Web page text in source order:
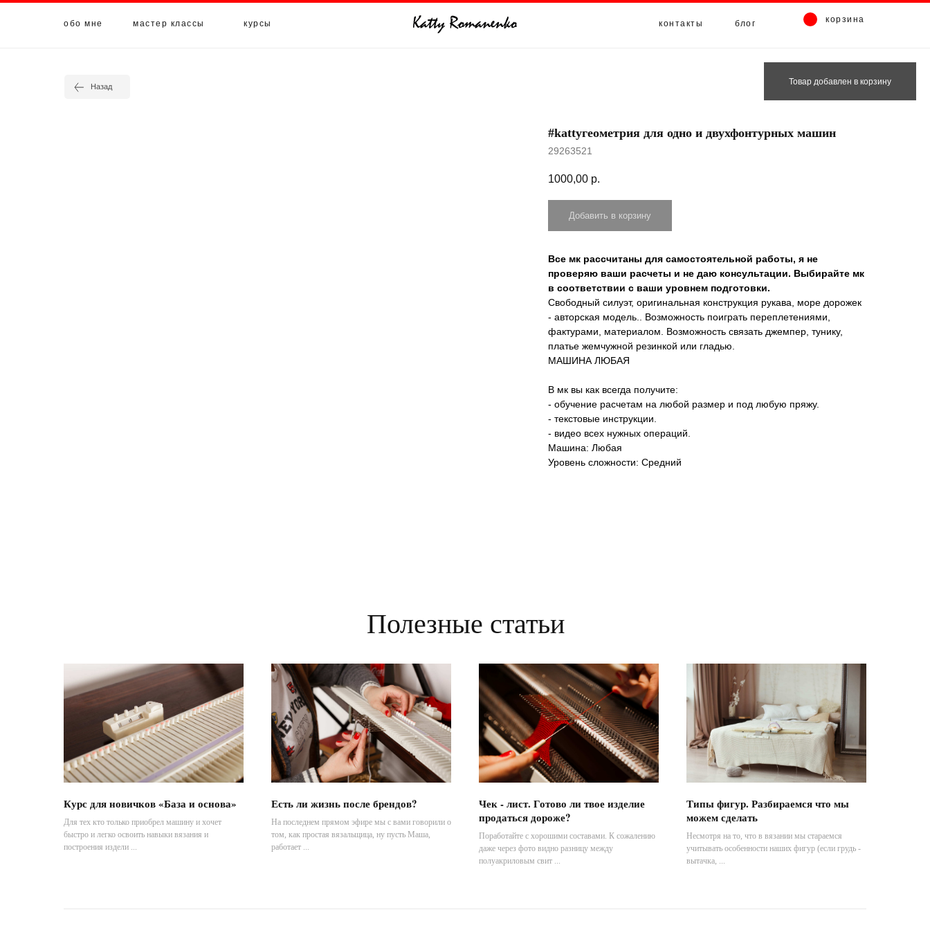
обо мне мастер классы контакты блог корзина
курсы
Товар добавлен в корзину
Назад
#kattyгеометрия для одно и двухфонтурных машин
29263521
1000,00 р.
Добавить в корзину
Все мк рассчитаны для самостоятельной работы, я не
проверяю ваши расчеты и не даю консультации. Выбирайте мк
в соответствии с ваши уровнем подготовки.
Свободный силуэт, оригинальная конструкция рукава, море дорожек
- авторская модель.. Возможность поиграть переплетениями,
фактурами, материалом. Возможность связать джемпер, тунику,
платье жемчужной резинкой или гладью.
МАШИНА ЛЮБАЯ
В мк вы как всегда получите:
- обучение расчетам на любой размер и под любую пряжу.
- текстовые инструкции.
- видео всех нужных операций.
Машина: Любая
Уровень сложности: Средний
Полезные статьи
Курс для новичков «База и основа»
Для тех кто только приобрел машину и хочет
быстро и легко освоить навыки вязания и
построения издели ...
Есть ли жизнь после брендов?
На последнем прямом эфире мы с вами говорили о
том, как простая вязальщица, ну пусть Маша,
работает ...
Чек - лист. Готово ли твое изделие
продаться дороже?
Поработайте с хорошими составами. К сожалению
даже через фото видно разницу между
полуакриловым свит ...
Типы фигур. Разбираемся что мы
можем сделать
Несмотря на то, что в вязании мы стараемся
учитывать особенности наших фигур (если грудь -
вытачка, ...